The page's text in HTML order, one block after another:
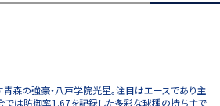
森の強豪・八戸学院光星。注目はエースであり主
では防御率1.67を記録した多彩な球種の持ち主で